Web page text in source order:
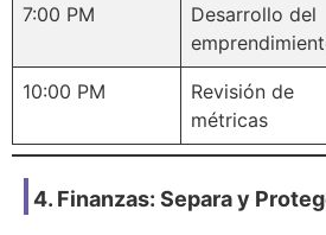
7:00 PM
Desarrollo del
10:00 PM
Revisión de
métricas
4. Finanzas: Separa y